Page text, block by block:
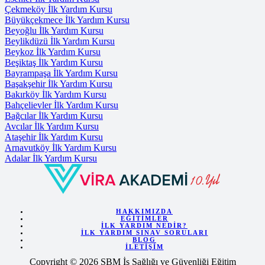
Çekmeköy İlk Yardım Kursu
Büyükçekmece İlk Yardım Kursu
Beyoğlu İlk Yardım Kursu
Beylikdüzü İlk Yardım Kursu
Beykoz İlk Yardım Kursu
Beşiktaş İlk Yardım Kursu
Bayrampaşa İlk Yardım Kursu
Başakşehir İlk Yardım Kursu
Bakırköy İlk Yardım Kursu
Bahçelievler İlk Yardım Kursu
Bağcılar İlk Yardım Kursu
Avcılar İlk Yardım Kursu
Ataşehir İlk Yardım Kursu
Arnavutköy İlk Yardım Kursu
Adalar İlk Yardım Kursu
HAKKIMIZDA
EĞITIMLER
İLK YARDIM NEDIR?
İLK YARDIM SINAV SORULARI
BLOG
İLETIŞIM
Copyright © 2026 SBM İş Sağlığı ve Güvenliği Eğitim